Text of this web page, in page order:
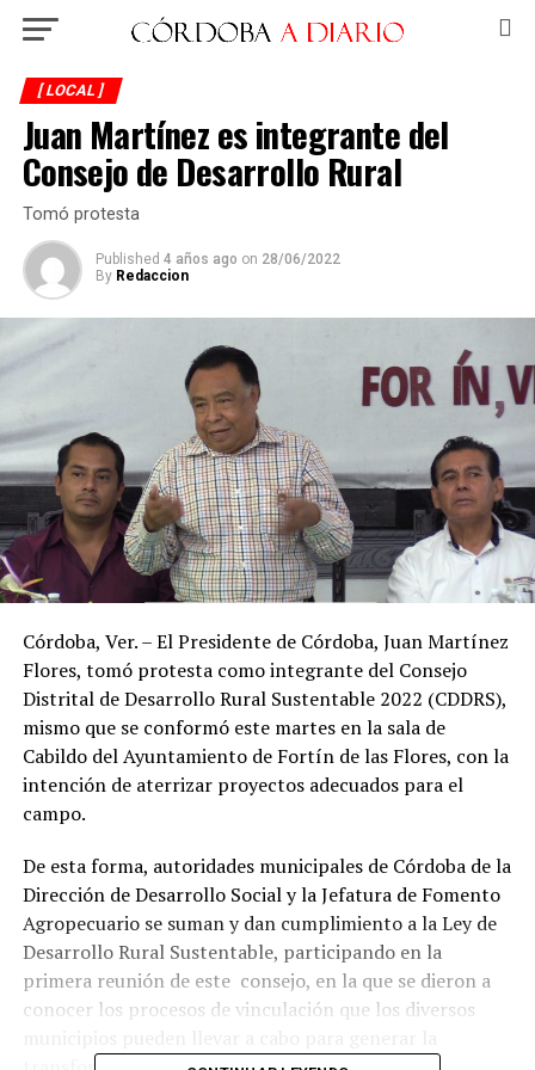
[ LOCAL ]
Juan Martínez es integrante del
Consejo de Desarrollo Rural
Tomó protesta
Published 4 años ago on 28/06/2022
By Redaccion
Córdoba, Ver. – El Presidente de Córdoba, Juan Martínez
Flores, tomó protesta como integrante del Consejo
Distrital de Desarrollo Rural Sustentable 2022 (CDDRS),
mismo que se conformó este martes en la sala de
Cabildo del Ayuntamiento de Fortín de las Flores, con la
intención de aterrizar proyectos adecuados para el
campo.
De esta forma, autoridades municipales de Córdoba de la
Dirección de Desarrollo Social y la Jefatura de Fomento
Agropecuario se suman y dan cumplimiento a la Ley de
Desarrollo Rural Sustentable, participando en la
primera reunión de este consejo, en la que se dieron a
conocer los procesos de vinculación que los diversos